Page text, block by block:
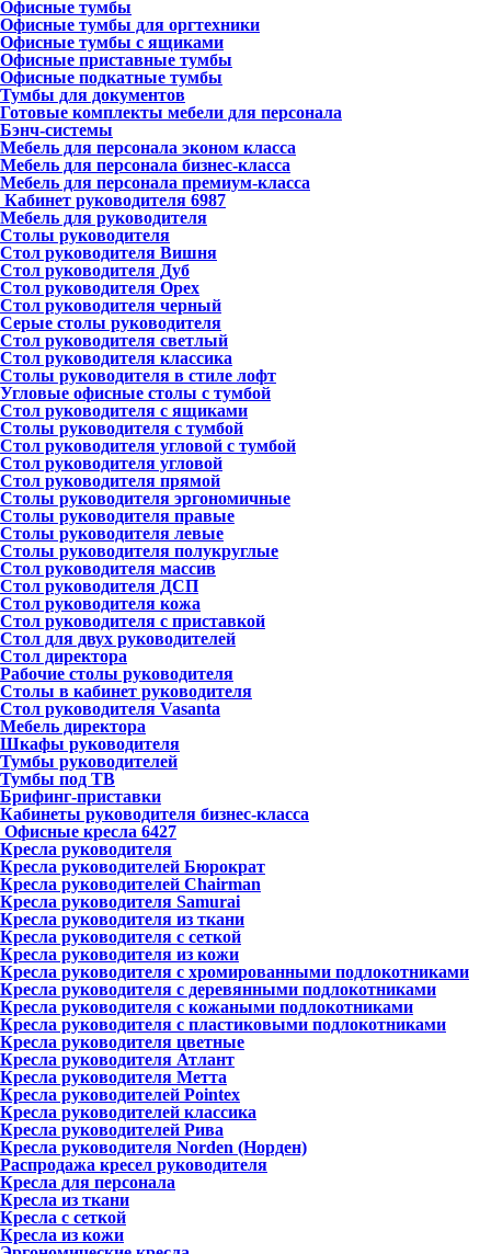
Офисные тумбы
Офисные тумбы для оргтехники
Офисные тумбы с ящиками
Офисные приставные тумбы
Офисные подкатные тумбы
Тумбы для документов
Готовые комплекты мебели для персонала
Бэнч-системы
Мебель для персонала эконом класса
Мебель для персонала бизнес-класса
Мебель для персонала премиум-класса
Кабинет руководителя 6987
Мебель для руководителя
Столы руководителя
Стол руководителя Вишня
Стол руководителя Дуб
Стол руководителя Орех
Стол руководителя черный
Серые столы руководителя
Стол руководителя светлый
Стол руководителя классика
Столы руководителя в стиле лофт
Угловые офисные столы с тумбой
Стол руководителя с ящиками
Столы руководителя с тумбой
Стол руководителя угловой с тумбой
Стол руководителя угловой
Стол руководителя прямой
Столы руководителя эргономичные
Столы руководителя правые
Столы руководителя левые
Столы руководителя полукруглые
Стол руководителя массив
Стол руководителя ДСП
Стол руководителя кожа
Стол руководителя с приставкой
Стол для двух руководителей
Стол директора
Рабочие столы руководителя
Столы в кабинет руководителя
Стол руководителя Vasanta
Мебель директора
Шкафы руководителя
Тумбы руководителей
Тумбы под ТВ
Брифинг-приставки
Кабинеты руководителя бизнес-класса
Офисные кресла 6427
Кресла руководителя
Кресла руководителей Бюрократ
Кресла руководителей Chairman
Кресла руководителя Samurai
Кресла руководителя из ткани
Кресла руководителя с сеткой
Кресла руководителя из кожи
Кресла руководителя с хромированными подлокотниками
Кресла руководителя с деревянными подлокотниками
Кресла руководителя с кожаными подлокотниками
Кресла руководителя с пластиковыми подлокотниками
Кресла руководителя цветные
Кресла руководителя Атлант
Кресла рyководителя Метта
Кресла руководителей Pointex
Кресла руководителей классика
Кресла руководителей Рива
Кресла руководителя Norden (Норден)
Распродажа кресел руководителя
Кресла для персонала
Кресла из ткани
Кресла с сеткой
Кресла из кожи